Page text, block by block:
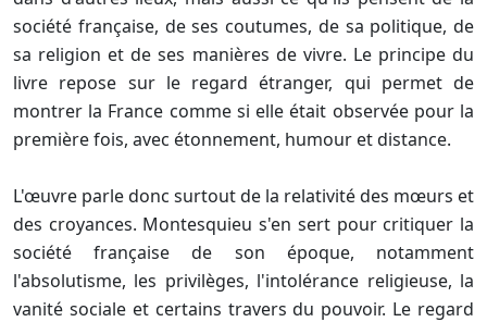
société française, de ses coutumes, de sa politique, de
sa religion et de ses manières de vivre. Le principe du
livre repose sur le regard étranger, qui permet de
montrer la France comme si elle était observée pour la
première fois, avec étonnement, humour et distance.
L'œuvre parle donc surtout de la relativité des mœurs et
des croyances. Montesquieu s'en sert pour critiquer la
société française de son époque, notamment
l'absolutisme, les privilèges, l'intolérance religieuse, la
vanité sociale et certains travers du pouvoir. Le regard